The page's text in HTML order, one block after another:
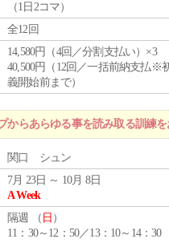
（1日2コマ）
全12回
14,580円（4回／分割支払い）×3
40,500円（12回／一括前納支払※
義開始前まで）
らあらゆる事を読み取る訓練を
関口 シュン
7月 23日 ～ 10月 8日
A Week
隔週 （ 日 ）
11：30～12：50／13：10～14：30